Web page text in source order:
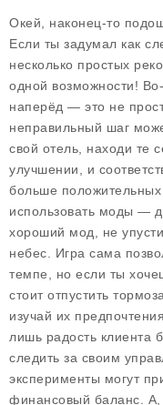
Окей, наконец-то
Если ты задумал как
несколько простых
одной возможности!
наперёд — это не
неправильный шаг
свой отель, находи те
улучшении, и
больше положительных
использовать моды —
хороший мод, не
небес. Игра сама
темпе, но если ты
стоит отпустить
изучай их
лишь радость клиента
следить за своим
эксперименты могут
финансовый баланс.